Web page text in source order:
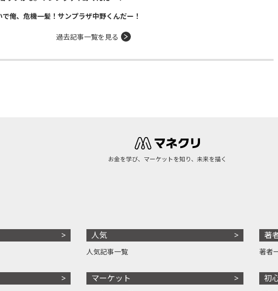
俺、危機一髪！サンプラザ中野くんだー！
過去記事一覧を見る
お金を学び、マーケットを知り、未来を描く
人気
人気記事一覧
マーケット
著
著者
初